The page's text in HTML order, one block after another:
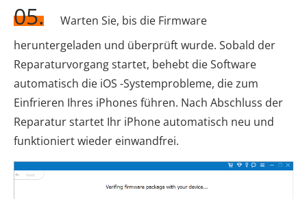
05.
Warten Sie, bis die Firmware
heruntergeladen und überprüft wurde. Sobald der
Reparaturvorgang startet, behebt die Software
automatisch die iOS -Systemprobleme, die zum
Einfrieren Ihres iPhones führen. Nach Abschluss der
Reparatur startet Ihr iPhone automatisch neu und
funktioniert wieder einwandfrei.